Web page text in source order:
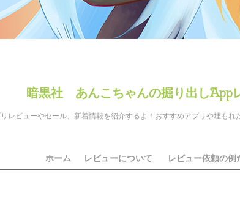
暗黒社 あんこちゃんの掘り出しApp
レビューやセール、新着情報を紹介するよ！おすすめアプリや埋もれ
ホーム レビューについて レビュー依頼の例